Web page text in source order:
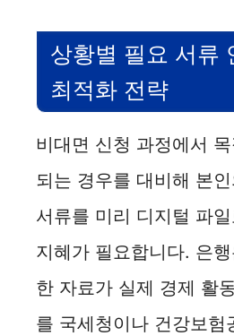
상황별 필요 서류
최적화 전략
비대면 신청 과정에서
되는 경우를 대비해 본
서류를 미리 디지털 파
지혜가 필요합니다. 은
한 자료가 실제 경제 활
를 국세청이나 건강보험